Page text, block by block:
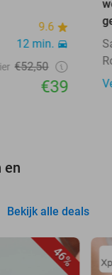
9.6
12 min.
€52,50
€39
en
Bekijk alle deals
46%